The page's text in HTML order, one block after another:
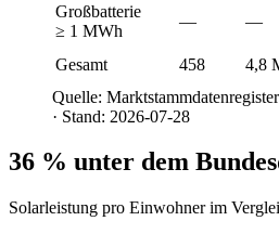
Großbatterie
≥ 1 MWh
— —
Gesamt
458 4,8
Quelle:
· Stand: 2026-07-28
36 % unter dem
Solarleistung pro Einwohner im